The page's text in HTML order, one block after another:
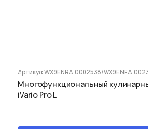
Артикул: WX9ENRA.0002538/
Многофункциональный
iVario Pro L